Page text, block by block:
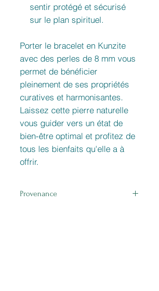
sentir protégé et sécurisé
sur le plan spirituel.
Porter le bracelet en Kunzite
avec des perles de 8 mm vous
permet de bénéficier
pleinement de ses propriétés
curatives et harmonisantes.
Laissez cette pierre naturelle
vous guider vers un état de
bien-être optimal et profitez de
tous les bienfaits qu'elle a à
offrir.
Provenance